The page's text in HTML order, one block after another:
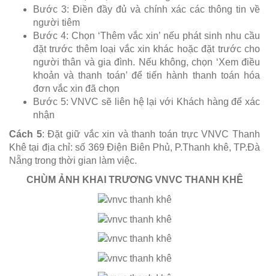
Bước 3: Điền đầy đủ và chính xác các thông tin về
người tiêm
Bước 4: Chọn ‘Thêm vắc xin’ nếu phát sinh nhu cầu
đặt trước thêm loại vắc xin khác hoặc đặt trước cho
người thân và gia đình. Nếu không, chọn ‘Xem điều
khoản và thanh toán’ để tiến hành thanh toán hóa
đơn vắc xin đã chọn
Bước 5: VNVC sẽ liên hệ lại với Khách hàng để xác
nhận
Cách 5: Đặt giữ vắc xin và thanh toán trực VNVC Thanh
Khê tại địa chỉ: số 369 Điện Biên Phủ, P.Thanh khê, TP.Đà
Nẵng trong thời gian làm việc.
CHÙM ẢNH KHAI TRƯƠNG VNVC THANH KHÊ